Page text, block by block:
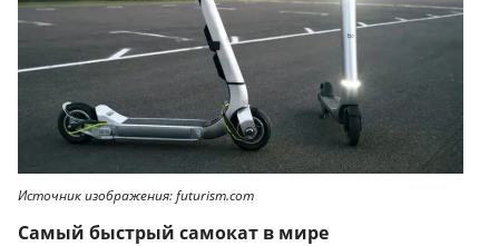
Источник изображения: futurism.com
Самый быстрый самокат в мире